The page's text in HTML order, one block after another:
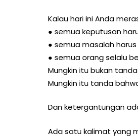
Kalau hari ini Anda
● semua keputusan
● semua masalah
● semua orang selalu
Mungkin itu bukan
Mungkin itu tanda
Dan ketergantungan
Ada satu kalimat yang